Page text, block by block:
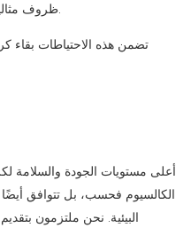
تضمن هذه الاحتياطات بقاء
الكالسيوم فحسب، بل تتوافق
البيئية. نحن ملتزمون